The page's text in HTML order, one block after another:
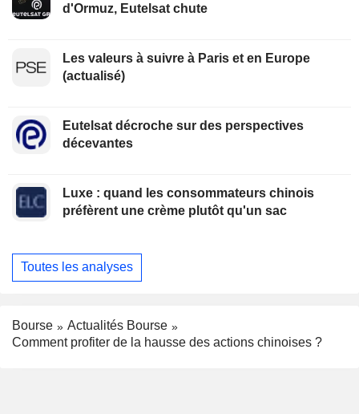
d'Ormuz, Eutelsat chute
Les valeurs à suivre à Paris et en Europe
(actualisé)
Eutelsat décroche sur des perspectives
décevantes
Luxe : quand les consommateurs chinois
préfèrent une crème plutôt qu'un sac
Toutes les analyses
Bourse
Actualités Bourse
Comment profiter de la hausse des actions chinoises ?